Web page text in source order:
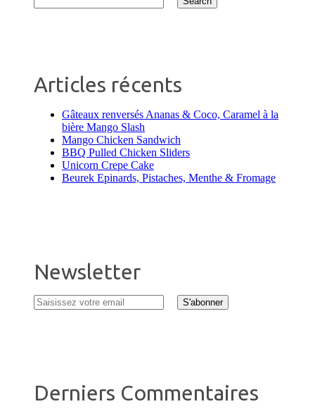
Articles récents
Gâteaux renversés Ananas & Coco, Caramel à la
bière Mango Slash
Mango Chicken Sandwich
BBQ Pulled Chicken Sliders
Unicorn Crepe Cake
Beurek Epinards, Pistaches, Menthe & Fromage
Newsletter
Derniers Commentaires